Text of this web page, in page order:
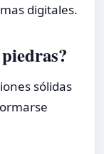
digitales.
sólidas